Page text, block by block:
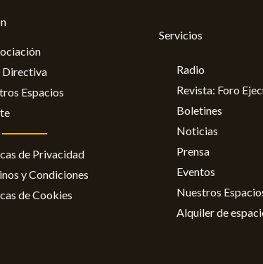
Directiva
Espacios
de Privacidad
y Condiciones
de Cookies
Servicios
Radio
Revista: Foro
Boletines
Noticias
Prensa
Eventos
Nuestros
Alquiler de